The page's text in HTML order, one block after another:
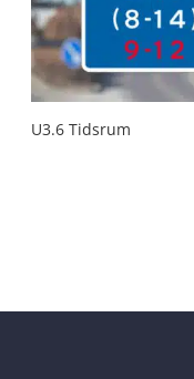
U3.6 Tidsrum